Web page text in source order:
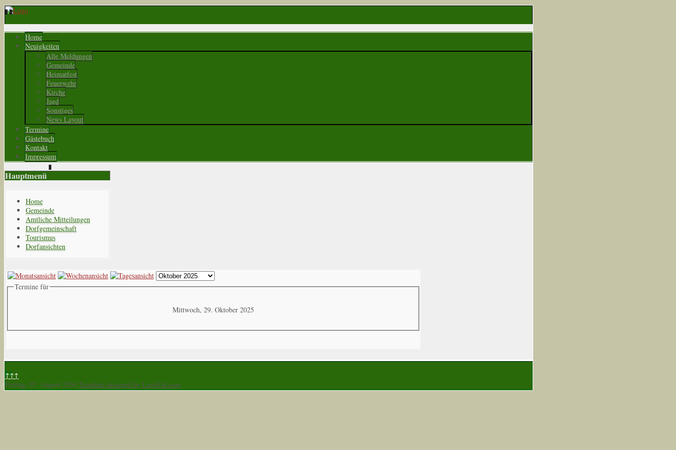
Home
Neuigkeiten
Alle Meldungen
Gemeinde
Heimatfest
Feuerwehr
Kirche
Jagd
Sonstiges
News Layout
Termine
Gästebuch
Kontakt
Impressum
Hauptmenü
Home
Gemeinde
Amtliche Mitteilungen
Dorfgemeinschaft
Tourismus
Dorfansichten
Termine für
Mittwoch, 29. Oktober 2025
↑↑↑
Freitag, 07. August 2026 Template designed by LernVid.com